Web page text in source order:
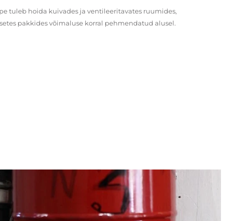
tuleb hoida kuivades ja ventileeritavates ruumides,
pakkides võimaluse korral pehmendatud alusel.